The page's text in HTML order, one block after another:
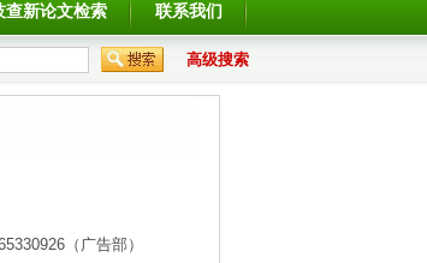
查新论文检索 联系我们
高级搜索
（广告部）